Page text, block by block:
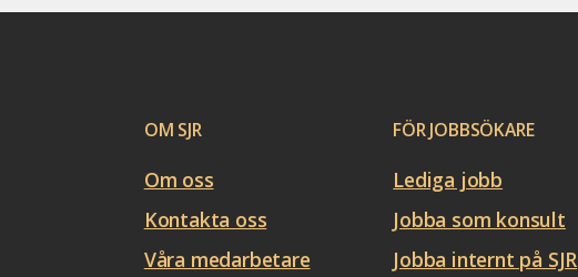
OM SJR
Om oss
Kontakta oss
Våra medarbetare
FÖR JOBBSÖKARE
Lediga jobb
Jobba som konsult
Jobba internt på SJR